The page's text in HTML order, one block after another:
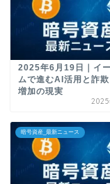
2025年6月19日｜イ
ムで進むAI活用と詐欺
増加の現実
2025
暗号資産_最新ニュース